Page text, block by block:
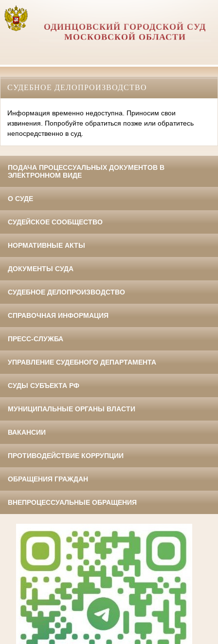
ОДИНЦОВСКИЙ ГОРОДСКОЙ СУД
МОСКОВСКОЙ ОБЛАСТИ
СУДЕБНОЕ ДЕЛОПРОИЗВОДСТВО
Информация временно недоступна. Приносим свои
извинения. Попробуйте обратиться позже или обратитесь
непосредственно в суд.
ПОДАЧА ПРОЦЕССУАЛЬНЫХ ДОКУМЕНТОВ В
ЭЛЕКТРОННОМ ВИДЕ
О СУДЕ
СУДЕЙСКОЕ СООБЩЕСТВО
НОРМАТИВНЫЕ АКТЫ
ДОКУМЕНТЫ СУДА
СУДЕБНОЕ ДЕЛОПРОИЗВОДСТВО
СПРАВОЧНАЯ ИНФОРМАЦИЯ
ПРЕСС-СЛУЖБА
УПРАВЛЕНИЕ СУДЕБНОГО ДЕПАРТАМЕНТА
СУДЫ СУБЪЕКТА РФ
МУНИЦИПАЛЬНЫЕ ОРГАНЫ ВЛАСТИ
ВАКАНСИИ
ПРОТИВОДЕЙСТВИЕ КОРРУПЦИИ
ОБРАЩЕНИЯ ГРАЖДАН
ВНЕПРОЦЕССУАЛЬНЫЕ ОБРАЩЕНИЯ